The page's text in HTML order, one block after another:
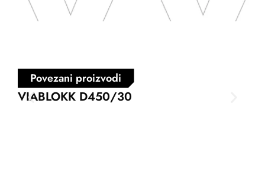
Povezani proizvodi
VIABLOKK D450/30